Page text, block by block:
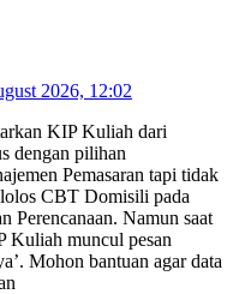
2026, 12:02
KIP Kuliah dari
dengan pilihan
Pemasaran tapi tidak
CBT Domisili pada
Perencanaan. Namun saat
Kuliah muncul pesan
Mohon bantuan agar data